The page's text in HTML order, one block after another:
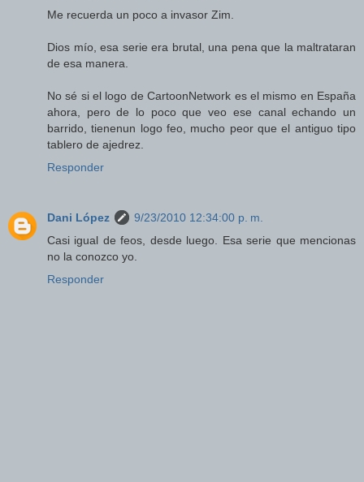
Me recuerda un poco a invasor Zim.
Dios mío, esa serie era brutal, una pena que la maltrataran
de esa manera.
No sé si el logo de CartoonNetwork es el mismo en España
ahora, pero de lo poco que veo ese canal echando un
barrido, tienenun logo feo, mucho peor que el antiguo tipo
tablero de ajedrez.
Responder
Dani López
9/23/2010 12:34:00 p. m.
Casi igual de feos, desde luego. Esa serie que mencionas
no la conozco yo.
Responder